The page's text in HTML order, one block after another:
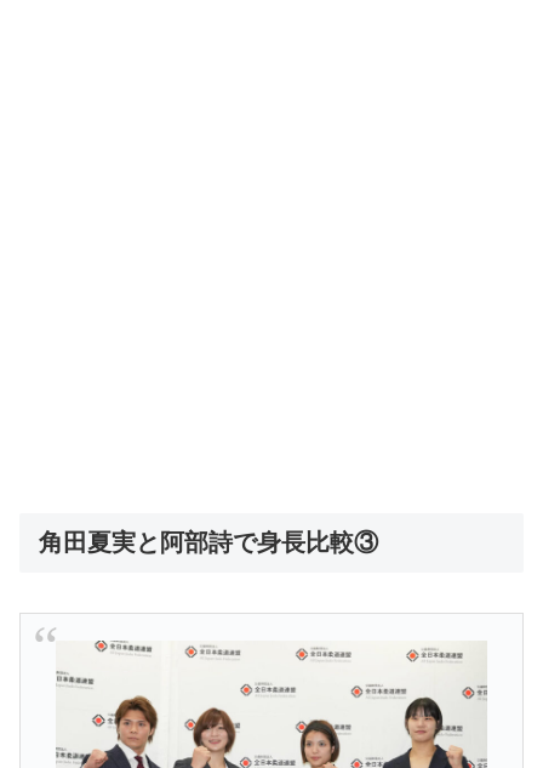
角田夏実と阿部詩で身長比較③